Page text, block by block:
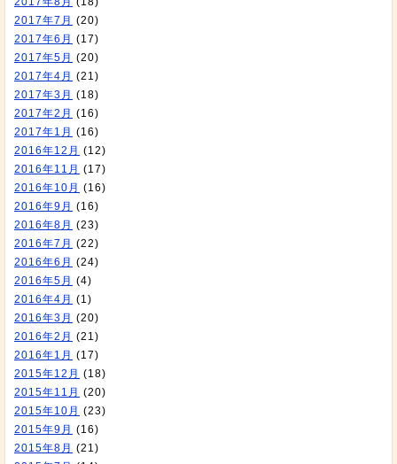
2017年7月 (20)
2017年6月 (17)
2017年5月 (20)
2017年4月 (21)
2017年3月 (18)
2017年2月 (16)
2017年1月 (16)
2016年12月 (12)
2016年11月 (17)
2016年10月 (16)
2016年9月 (16)
2016年8月 (23)
2016年7月 (22)
2016年6月 (24)
2016年5月 (4)
2016年4月 (1)
2016年3月 (20)
2016年2月 (21)
2016年1月 (17)
2015年12月 (18)
2015年11月 (20)
2015年10月 (23)
2015年9月 (16)
2015年8月 (21)